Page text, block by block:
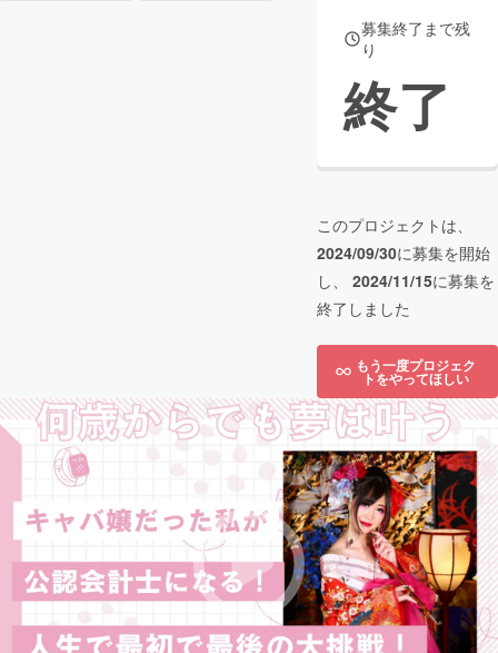
募集終了まで残
り
終了
このプロジェクトは、
2024/09/30に募集を開始
し、 2024/11/15に募集を
終了しました
もう一度プロジェク
トをやってほしい